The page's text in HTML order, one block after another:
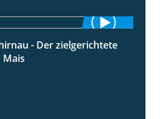
9:27
- Der zielgerichtete